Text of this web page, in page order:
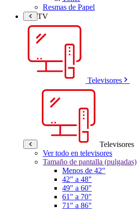
Resmas de Papel
TV
Televisores
Televisores
Ver todo en televisores
Tamaño de pantalla (pulgadas)
Menos de 42"
42" a 48"
49" a 60"
61" a 70"
71" a 86"